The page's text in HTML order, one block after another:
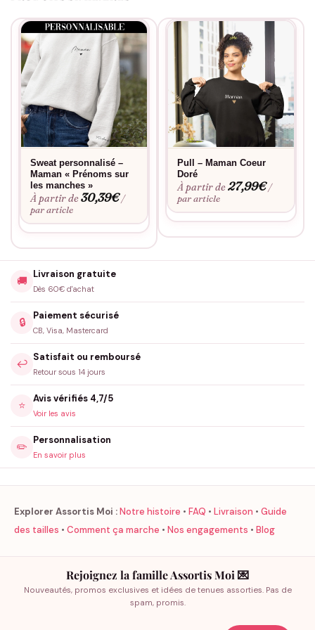
Sweat personnalisé –
Maman « Prénoms sur
les manches »
À partir de30,39€ /
par article
Pull – Maman Coeur
Doré
À partir de27,99€ /
par article
🚚
Livraison gratuite
Dès 60€ d'achat
🔒
Paiement sécurisé
CB, Visa, Mastercard
↩️
Satisfait ou remboursé
Retour sous 14 jours
⭐
Avis vérifiés 4,7/5
Voir les avis
✏️
Personnalisation
En savoir plus
Explorer Assortis Moi :Notre histoire • FAQ • Livraison • Guide
des tailles • Comment ça marche • Nos engagements • Blog
Rejoignez la famille Assortis Moi 💌
Nouveautés, promos exclusives et idées de tenues assorties. Pas de
spam, promis.